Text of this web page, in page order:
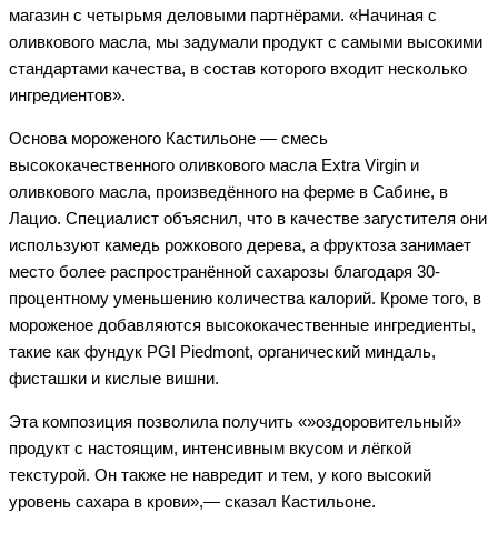
магазин с четырьмя деловыми партнёрами. «Начиная с
оливкового масла, мы задумали продукт с самыми высокими
стандартами качества, в состав которого входит несколько
ингредиентов».
Основа мороженого Кастильоне — смесь
высококачественного оливкового масла Extra Virgin и
оливкового масла, произведённого на ферме в Сабине, в
Лацио. Специалист объяснил, что в качестве загустителя они
используют камедь рожкового дерева, а фруктоза занимает
место более распространённой сахарозы благодаря 30-
процентному уменьшению количества калорий. Кроме того, в
мороженое добавляются высококачественные ингредиенты,
такие как фундук PGI Piedmont, органический миндаль,
фисташки и кислые вишни.
Эта композиция позволила получить «»оздоровительный»
продукт с настоящим, интенсивным вкусом и лёгкой
текстурой. Он также не навредит и тем, у кого высокий
уровень сахара в крови»,— сказал Кастильоне.